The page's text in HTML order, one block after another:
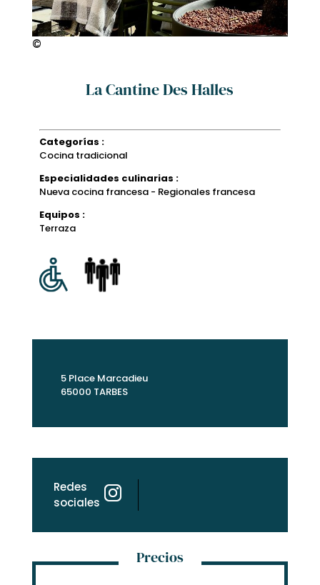
©
La Cantine Des Halles
Categorías :
Cocina tradicional
Especialidades culinarias :
Nueva cocina francesa - Regionales francesa
Equipos :
Terraza
5 Place Marcadieu
65000 TARBES
Redes
sociales
Precios